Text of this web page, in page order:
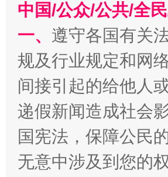
千年窑火 生生不息
中国/公众/公共/全
一、 遵守各国有关
规及行业规定和网
间接引起的给他人
递假新闻造成社会
国宪法，保障公民
无意中涉及到您的